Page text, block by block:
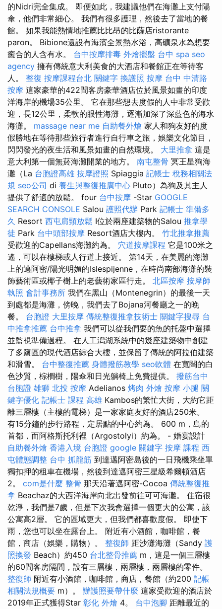
的Nidri完全集成。 即便如此，我建議他們在海灘上支付陽
傘，他們非常細心。 我們有很多護理，然後去了當地的餐
館。 如果我能熱情地推薦比比昂的比薩店ristorante
paron。 Bibion​​e還設有海濱全景熱水浴，高礦泉水為想要
癒合的人含有水。 台中按摩排毒 外燴擺盤 台中 spa seo
agency 擁有傳統意大利美食的大酒店和餐館正在等待客
人。 整復 按摩課程台北 關鍵字 換護照 按摩 台中 中清路
按摩 這家豪華的422間客房豪華酒店位於風景如畫的印度
洋海岸的機場35公里。 它在那些想去度假的人中非常受歡
迎，長12公里，柔軟的眼性海灘，逐漸加深了深藍色的海水
海灘。 massage near me 自助餐外燴 家人和狗友好的度
假勝地在等待那些旅行者進行自行車之旅，娛樂文化節目，
閃閃發光的夜生活和風景如畫的自然環境。 大里推拿 這是
意大利第一個無菸海灘開業的地方。 南屯整骨 冥王星狗海
灘（La 台胞證高雄 按摩證照 Spiaggia 記帳士 稅務相關法
規 seo公司 di 養生與整復推廣中心 Pluto）為狗及其主人
提供了舒適的放鬆。 four 台中按摩 -Star GOOGLE
SEARCH CONSOLE Salou 護照代辦 Park 記帳士 準備多
久 Resort 西屯肩頸放鬆 I位於兩座建築物的Salou 推拿學
徒 Park 台中頭部按摩 Resort酒店大樓內。 竹北推拿推薦
受歡迎的Capellans海灘約為。 穴道按摩課程 它是100米之
遙，可以在樓梯或人行道上接近。 第14天，在美麗的海灘
上的邁阿密/陽光明媚的Islespijenne，在時尚南部海灘的裝
飾藝術區或椰子樹上的老藝術家區行走。 北區按摩 按摩師
執照 會計事務所 我們在黑山（Montenegrin）的最後一天
到處都是海灘，傍晚，我們去了Bojana河餐廳之一的晚
餐。 台胞證 大里按摩 傳統整復推拿技術士 關鍵字搜尋 台
中推拿推薦 台中推拿 我們可以從我們要的魚的托盤中選擇
並監視準備過程。 在人工潟湖系統中的幾座建築物中創建
了多鹽區的現代酒店綜合大樓，並保留了傳統的阿拉伯建築
和滑雪。 台中整復推薦 身體撥筋教學 seo軟體 在寬闊的白
色沙質，棕櫚樹，陽傘和日光躺椅上免費提供。 撥筋台中
台胞證 雄獅 北投 按摩 Adelianos 烤肉 外燴 按摩 小腿 關
鍵字優化 記帳士 課程 高雄 Kambos的繁忙大街，大約它距
離三層樓（主樓的電梯）是一家家庭友好的酒店250米。
有15分鐘的步行路程，定居點的中心約為。 600 m，島的
首都，而阿格斯托利裡（Argostolyi）約為。 - 婚宴設計
自助餐外燴 香港入境 台胞證 google 關鍵字 按摩 課程 西
屯體態調整 台中 抓龍筋 到達邁阿密島後的一日飛機乘坐單
獨扣押的租車在機場，然後到達邁阿密三星級希爾頓酒店
2。 com是什麼 整骨 那天沿著邁阿密-Cocoa 傳統整復推
拿 Beachaz的大西洋海岸向北出發前往可可海灘。 住宿很
乾淨，我們是7歲，但是下次我會選擇一個更大的公寓，該
公寓高2層。 它的區域更大，但我們都喜歡度假。 即使下
雨，您也可以坐在露台上。 附近有小酒館，咖啡館，餐
館，商店（娛樂，購物）。 整復師 距沙灘海灘（Sandy 護
照換發 Beach）約450 台北整骨推薦 m，這是一個三層樓
的60間客房隔間，設有三層樓，兩層樓，兩層樓的零件。
整復師 附近有小酒館，咖啡館，商店，餐館（約200 記帳
相關法規概要 m）。 辦護照要帶什麼 這家受歡迎的酒店於
2019年正式獲得Star 彰化 外燴 4。 台中泡腳 距離最近的